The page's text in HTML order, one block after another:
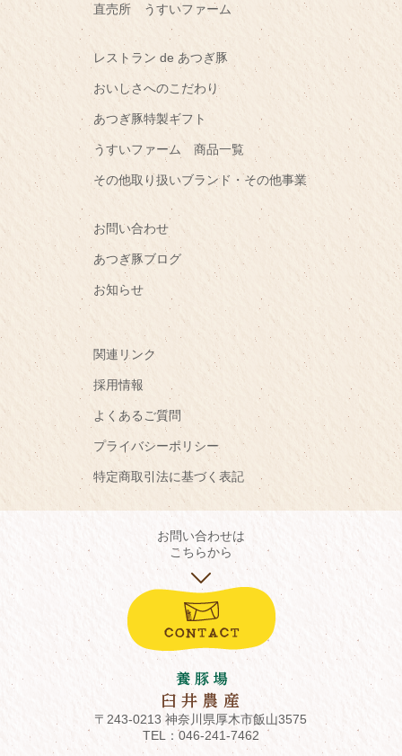
直売所 うすいファーム
レストラン de あつぎ豚
おいしさへのこだわり
あつぎ豚特製ギフト
うすいファーム 商品一覧
その他取り扱いブランド・その他事業
お問い合わせ
あつぎ豚ブログ
お知らせ
関連リンク
採用情報
よくあるご質問
プライバシーポリシー
特定商取引法に基づく表記
お問い合わせは
こちらから
〒243-0213 神奈川県厚木市飯山3575
TEL：046-241-7462